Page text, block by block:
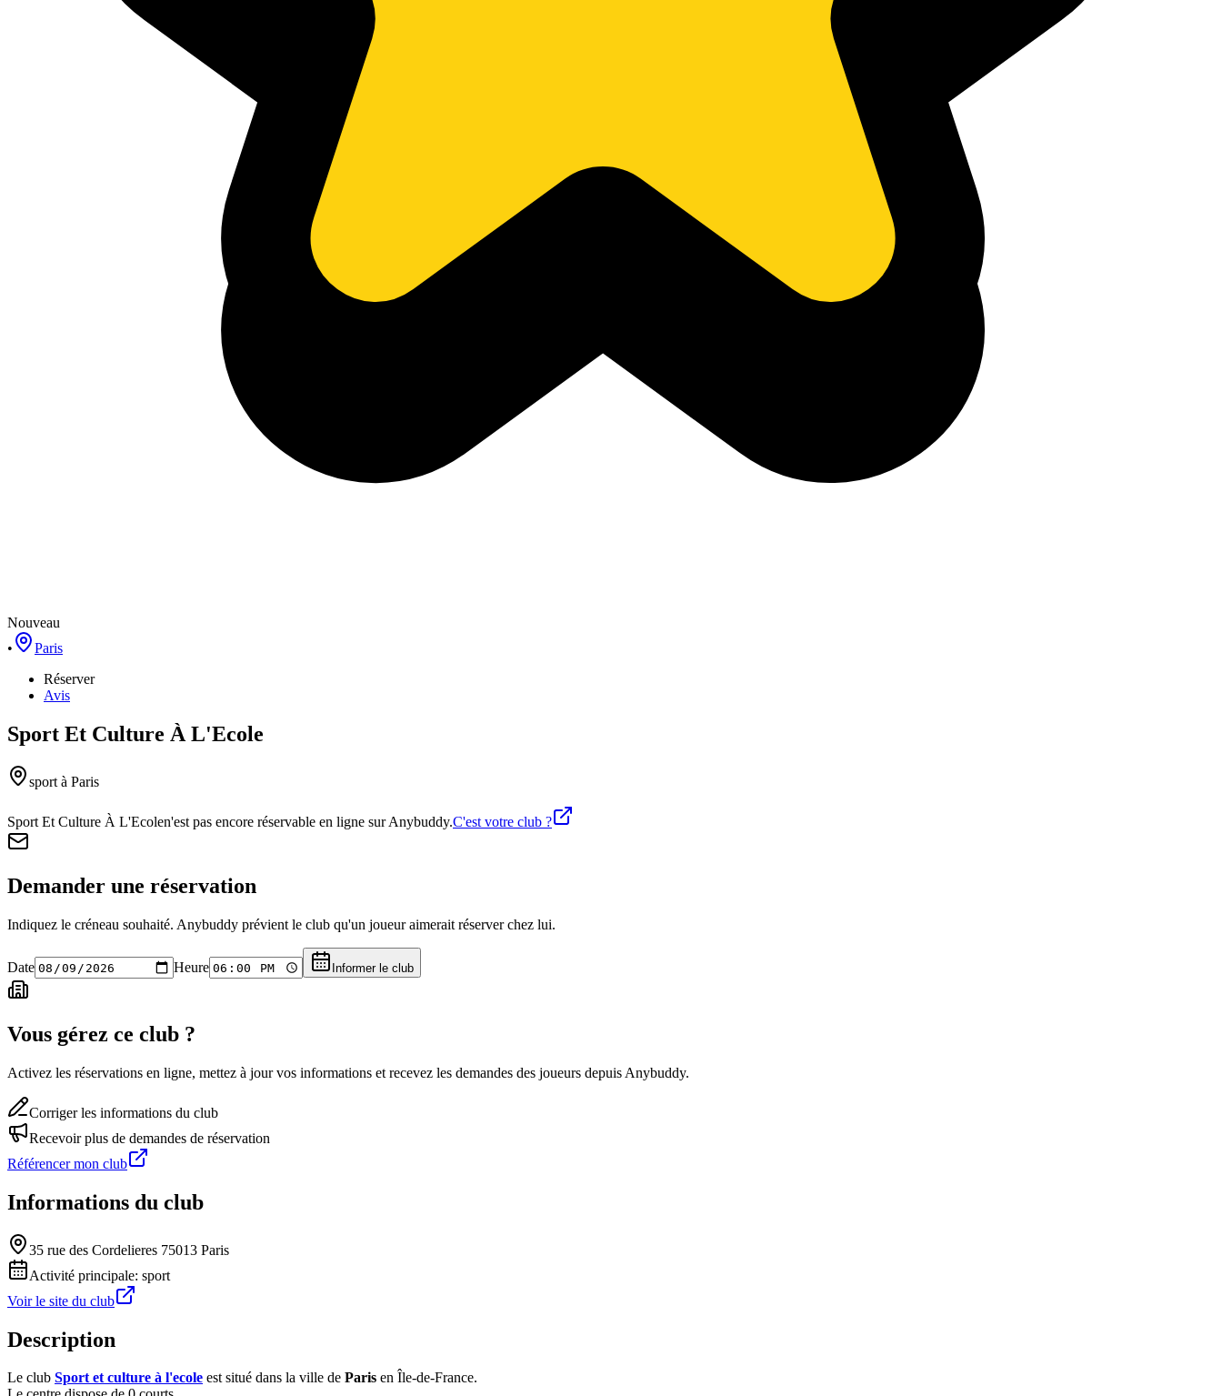
Nouveau
•
Paris
Réserver
Avis
Sport Et Culture À L'Ecole
sport à Paris
Sport Et Culture À L'Ecolen'est pas encore réservable en ligne sur Anybuddy.C'est votre club ?
Demander une réservation
Indiquez le créneau souhaité. Anybuddy prévient le club qu'un joueur aimerait réserver chez lui.
Date Heure Informer le club
Vous gérez ce club ?
Activez les réservations en ligne, mettez à jour vos informations et recevez les demandes des joueurs depuis Anybuddy.
Corriger les informations du club
Recevoir plus de demandes de réservation
Référencer mon club
Informations du club
35 rue des Cordelieres 75013 Paris
Activité principale: sport
Voir le site du club
Description
Le club Sport et culture à l'ecole est situé dans la ville de Paris en Île-de-France.